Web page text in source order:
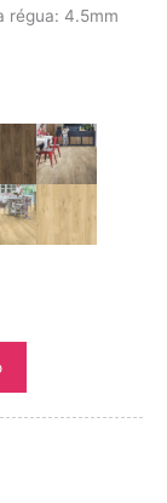
régua: 4.5mm